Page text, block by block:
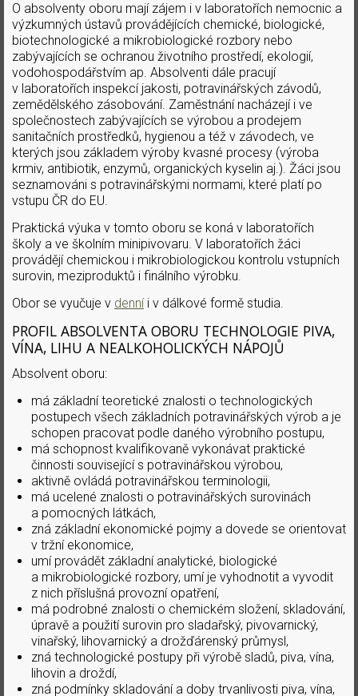
O absolventy oboru mají zájem i v laboratořích nemocnic a
výzkumných ústavů provádějících chemické, biologické,
biotechnologické a mikrobiologické rozbory nebo
zabývajících se ochranou životního prostředí, ekologií,
vodohospodářstvím ap. Absolventi dále pracují
v laboratořích inspekcí jakosti, potravinářských závodů,
zemědělského zásobování. Zaměstnání nacházejí i ve
společnostech zabývajících se výrobou a prodejem
sanitačních prostředků, hygienou a též v závodech, ve
kterých jsou základem výroby kvasné procesy (výroba
krmiv, antibiotik, enzymů, organických kyselin aj.). Žáci jsou
seznamováni s potravinářskými normami, které platí po
vstupu ČR do EU.
Praktická výuka v tomto oboru se koná v laboratořích
školy a ve školním minipivovaru. V laboratořích žáci
provádějí chemickou i mikrobiologickou kontrolu vstupních
surovin, meziproduktů i finálního výrobku.
Obor se vyučuje v denníi v dálkové formě studia.
PROFIL ABSOLVENTA OBORU TECHNOLOGIE PIVA,
VÍNA, LIHU A NEALKOHOLICKÝCH NÁPOJŮ
Absolvent oboru:
má základní teoretické znalosti o technologických
postupech všech základních potravinářských výrob a je
schopen pracovat podle daného výrobního postupu,
má schopnost kvalifikovaně vykonávat praktické
činnosti související s potravinářskou výrobou,
aktivně ovládá potravinářskou terminologii,
má ucelené znalosti o potravinářských surovinách
a pomocných látkách,
zná základní ekonomické pojmy a dovede se orientovat
v tržní ekonomice,
umí provádět základní analytické, biologické
a mikrobiologické rozbory, umí je vyhodnotit a vyvodit
z nich příslušná provozní opatření,
má podrobné znalosti o chemickém složení, skladování,
úpravě a použití surovin pro sladařský, pivovarnický,
vinařský, lihovarnický a drožďárenský průmysl,
zná technologické postupy při výrobě sladů, piva, vína,
lihovin a droždí,
zná podmínky skladování a doby trvanlivosti piva, vína,